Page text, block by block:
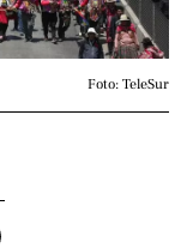
Foto: TeleSur